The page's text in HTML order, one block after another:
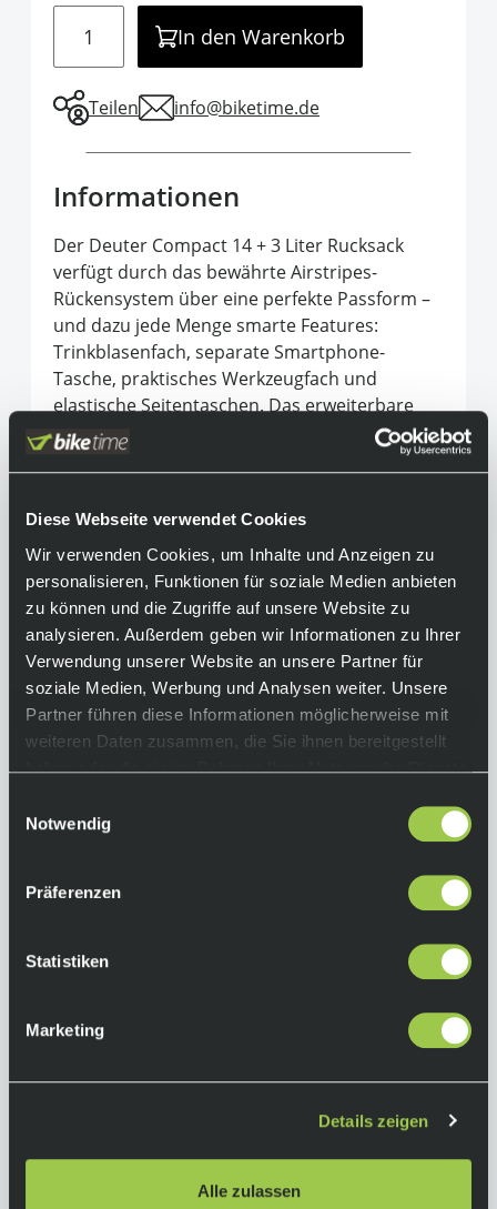
Diese Webseite verwendet Cookies
Wir verwenden Cookies, um Inhalte und Anzeigen zu
personalisieren, Funktionen für soziale Medien anbieten
zu können und die Zugriffe auf unsere Website zu
analysieren. Außerdem geben wir Informationen zu Ihrer
Verwendung unserer Website an unsere Partner für
soziale Medien, Werbung und Analysen weiter. Unsere
Partner führen diese Informationen möglicherweise mit
weiteren Daten zusammen, die Sie ihnen bereitgestellt
haben oder die sie im Rahmen Ihrer Nutzung der Dienste
Notwendig
Präferenzen
Statistiken
Marketing
Details zeigen
Alle zulassen
In den Warenkorb
Teilen info@biketime.de
Informationen
Der Deuter Compact 14 + 3 Liter Rucksack
verfügt durch das bewährte Airstripes-
Rückensystem über eine perfekte Passform –
und dazu jede Menge smarte Features:
Trinkblasenfach, separate Smartphone-
Tasche, praktisches Werkzeugfach und
elastische Seitentaschen. Das erweiterbare
Volumen bietet extra Stauraum, während
Halbschalen- und Fullface-Helm sicher außen
unterwegs voll ausgerüstet sein wollen.
Equipment
Funktionen:
• Gewicht: 860 g (laut Hersteller)
• Volumen: 14 + 3 Liter
• Maße: 48 x 24 x 18 cm (H, B, T)
• Zuladungsempfehlung: 2 bis 6 kg
• für 170 bis 195 cm Körpergröße geeignet
44 - 54 cm
210 D PA Recycled
More Info